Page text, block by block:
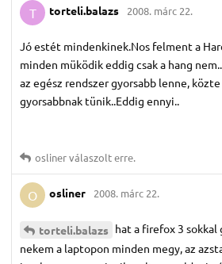
T torteli.​balazs 2008. márc 22.
Jó estét mindenkinek.Nos felment a
minden müködik eddig csak a hang
az egész rendszer gyorsabb lenne,
gyorsabbnak tünik..Eddig ennyi..
oslinerválaszolt erre.
O osliner 2008. márc 22.
torteli.​balazs hat a firefox 3 sokkal
nekem a laptopon minden megy, az